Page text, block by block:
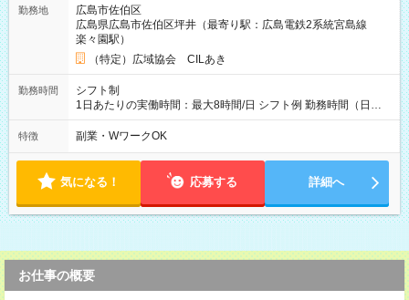
勤務地
広島市佐伯区
広島県広島市佐伯区坪井（最寄り駅：広島電鉄2系統宮島線
楽々園駅）
（特定）広域協会 CILあき
勤務時間
シフト制
1日あたりの実働時間：最大8時間/日 シフト例 勤務時間（日
勤）・8時～18時 （実働時間8時間 待機休憩2時間）（日勤1回
あたりの給与 2万円）
特徴 副業・WワークOK
気になる！ 応募する 詳細へ
お仕事の概要